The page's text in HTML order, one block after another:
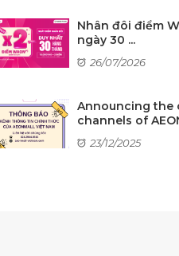
Nhân đôi điểm
ngày 30 ...
26/07/2026
Announcing the
channels of
23/12/2025